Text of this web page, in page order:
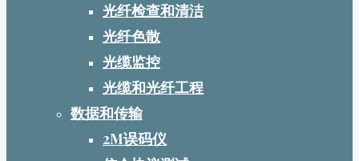
光纤检查和清洁
光纤色散
光缆监控
光缆和光纤工程
数据和传输
2M误码仪